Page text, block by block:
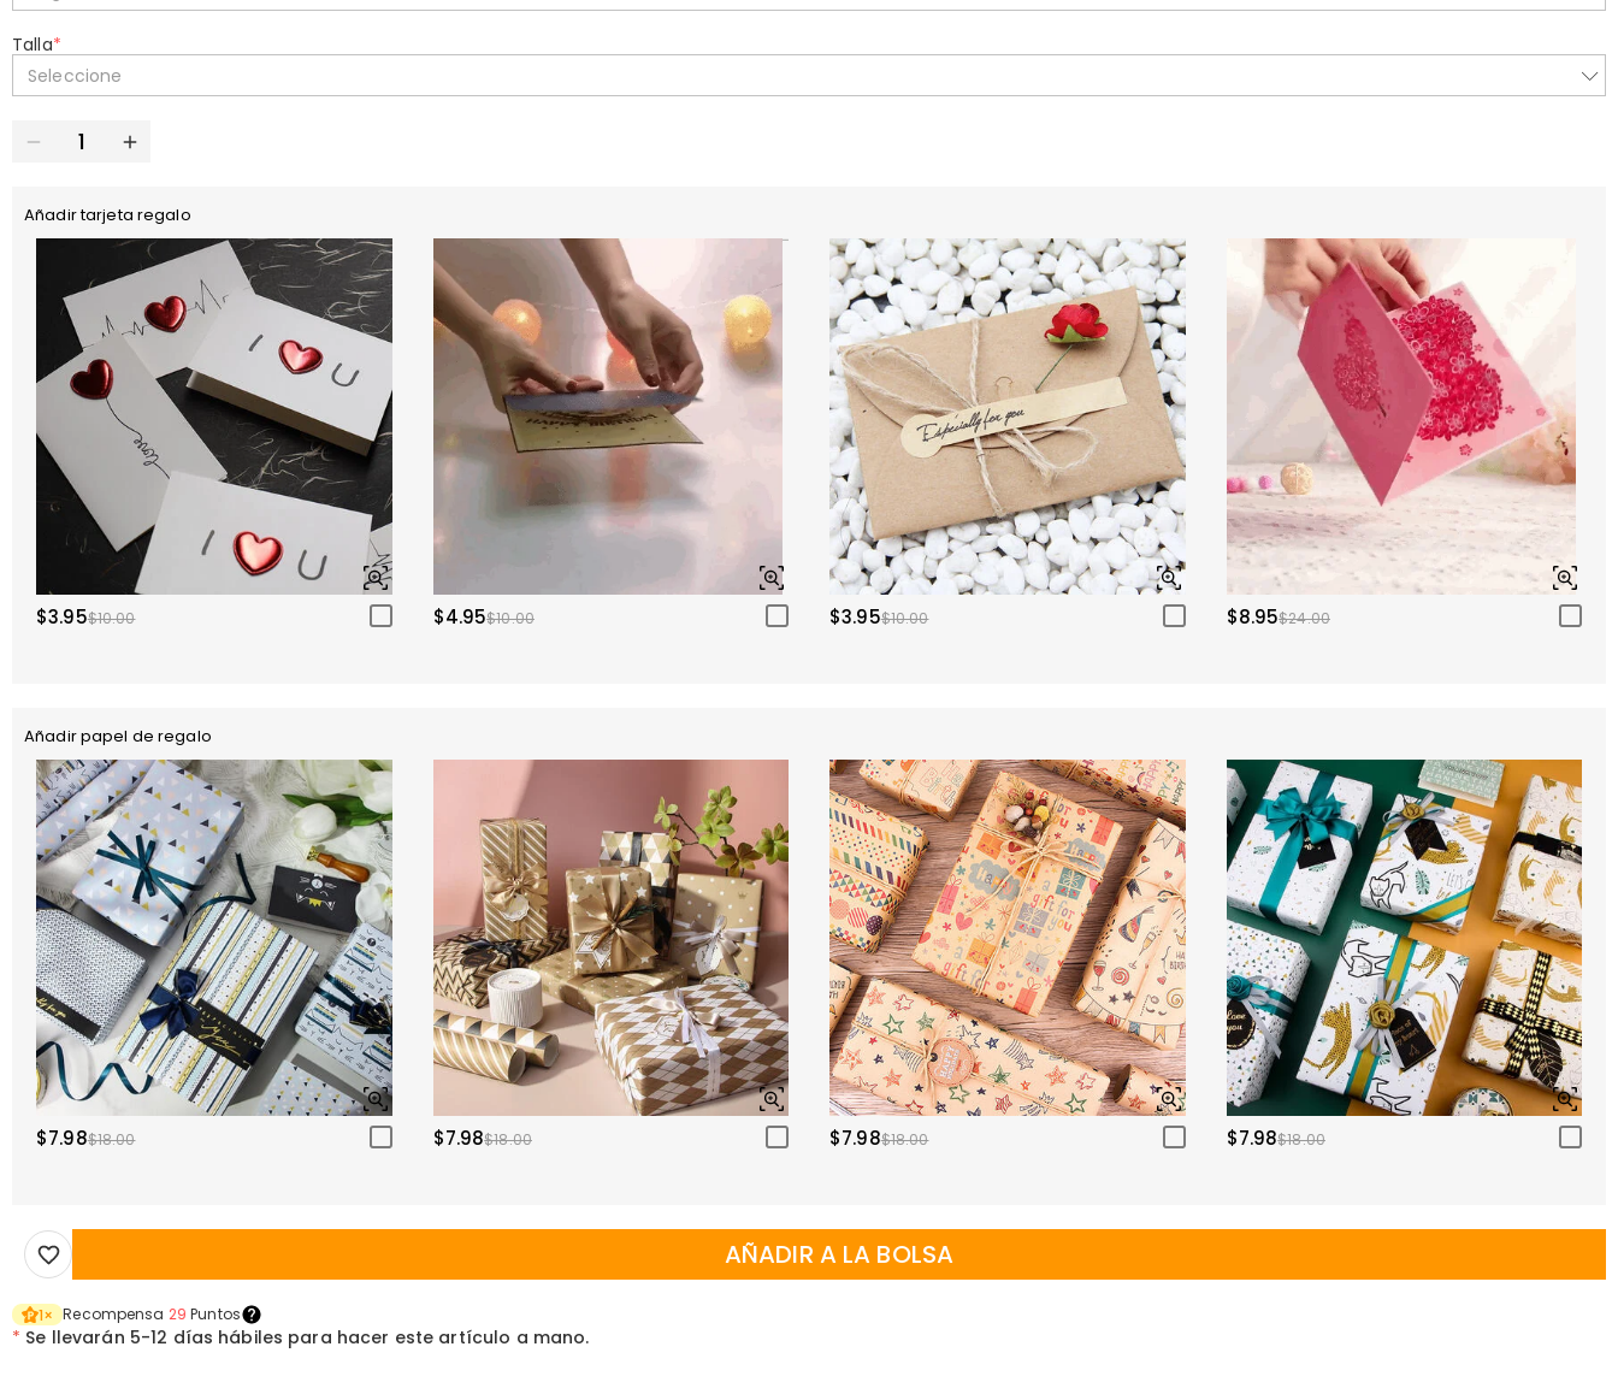
Talla*
Seleccione
Añadir tarjeta regalo
$3.95$10.00 $4.95$10.00 $3.95$10.00 $8.95$24.00
Añadir papel de regalo
$7.98$18.00 $7.98$18.00 $7.98$18.00 $7.98$18.00
AÑADIR A LA BOLSA
1× Recompensa 29 Puntos
* Se llevarán 5-12 días hábiles para hacer este artículo a mano.